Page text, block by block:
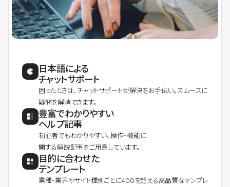
日本語による
チャットサポート
困ったときは、チャットサポートが解決をお手伝い。スムーズに
疑問を解消できます。
豊富でわかりやすい
ヘルプ記事
初心者でもわかりやすい、操作・機能に
関する解説記事をご用意しています。
目的に合わせた
テンプレート
業種・業界やサイト種別ごとに400を超える高品質なテンプレ